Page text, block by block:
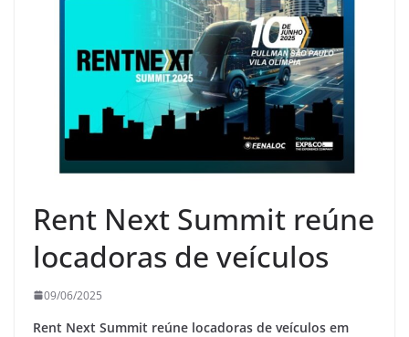
Rent Next Summit reúne
locadoras de veículos
09/06/2025
Rent Next Summit reúne locadoras de veículos em